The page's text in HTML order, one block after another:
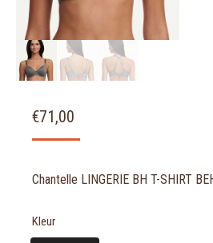
€71,00
Chantelle LINGERIE BH T-SHIRT
Kleur